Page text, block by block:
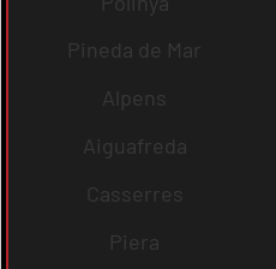
Pineda de Mar
Alpens
Aiguafreda
Casserres
Piera